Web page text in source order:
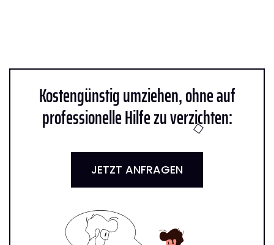
Kostengünstig umziehen, ohne auf
professionelle Hilfe zu verzichten:
JETZT ANFRAGEN